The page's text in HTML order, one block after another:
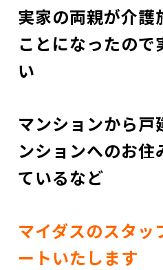
実家の両親が介護
ことになったので
い
マンションから戸
ンションへのお住
ているなど
マイダスのスタッ
ートいたします